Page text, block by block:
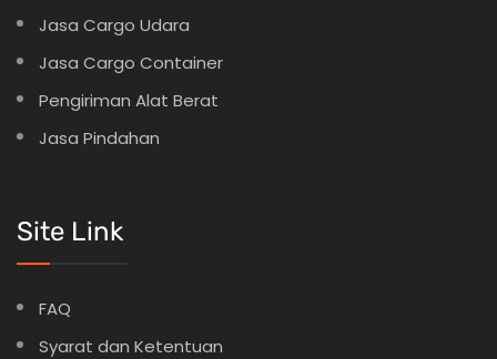
Jasa Cargo Udara
Jasa Cargo Container
Pengiriman Alat Berat
Jasa Pindahan
Site Link
FAQ
Syarat dan Ketentuan